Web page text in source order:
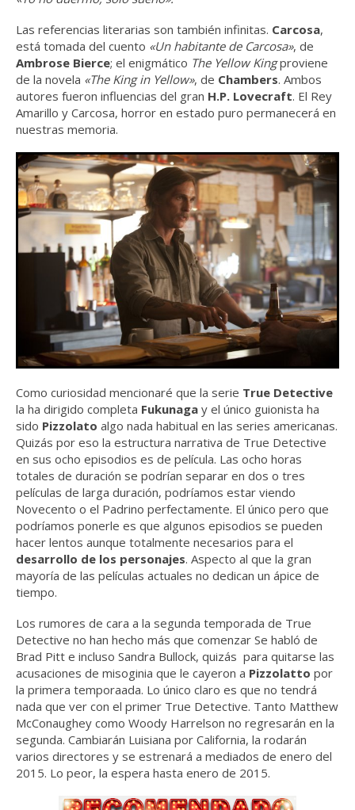
Las referencias literarias son también infinitas. Carcosa,
está tomada del cuento «Un habitante de Carcosa», de
Ambrose Bierce; el enigmático The Yellow Kingproviene
de la novela «The King in Yellow», de Chambers. Ambos
autores fueron influencias del gran H.P. Lovecraft. El Rey
Amarillo y Carcosa, horror en estado puro permanecerá en
nuestras memoria.
Como curiosidad mencionaré que la serie True Detective
la ha dirigido completa Fukunaga y el único guionista ha
sido Pizzolato algo nada habitual en las series americanas.
Quizás por eso la estructura narrativa de True Detective
en sus ocho episodios es de película. Las ocho horas
totales de duración se podrían separar en dos o tres
películas de larga duración, podríamos estar viendo
Novecento o el Padrino perfectamente. El único pero que
podríamos ponerle es que algunos episodios se pueden
hacer lentos aunque totalmente necesarios para el
desarrollo de los personajes. Aspecto al que la gran
mayoría de las películas actuales no dedican un ápice de
tiempo.
Los rumores de cara a la segunda temporada de True
Detective no han hecho más que comenzar Se habló de
Brad Pitt e incluso Sandra Bullock, quizás para quitarse las
acusaciones de misoginia que le cayeron a Pizzolatto por
la primera temporaada. Lo único claro es que no tendrá
nada que ver con el primer True Detective. Tanto Matthew
McConaughey como Woody Harrelson no regresarán en la
segunda. Cambiarán Luisiana por California, la rodarán
varios directores y se estrenará a mediados de enero del
2015. Lo peor, la espera hasta enero de 2015.